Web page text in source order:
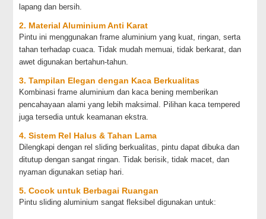
lapang dan bersih.
2. Material Aluminium Anti Karat
Pintu ini menggunakan frame aluminium yang kuat, ringan, serta
tahan terhadap cuaca. Tidak mudah memuai, tidak berkarat, dan
awet digunakan bertahun-tahun.
3. Tampilan Elegan dengan Kaca Berkualitas
Kombinasi frame aluminium dan kaca bening memberikan
pencahayaan alami yang lebih maksimal. Pilihan kaca tempered
juga tersedia untuk keamanan ekstra.
4. Sistem Rel Halus & Tahan Lama
Dilengkapi dengan rel sliding berkualitas, pintu dapat dibuka dan
ditutup dengan sangat ringan. Tidak berisik, tidak macet, dan
nyaman digunakan setiap hari.
5. Cocok untuk Berbagai Ruangan
Pintu sliding aluminium sangat fleksibel digunakan untuk: